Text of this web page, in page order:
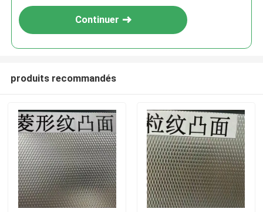
Continuer
produits recommandés